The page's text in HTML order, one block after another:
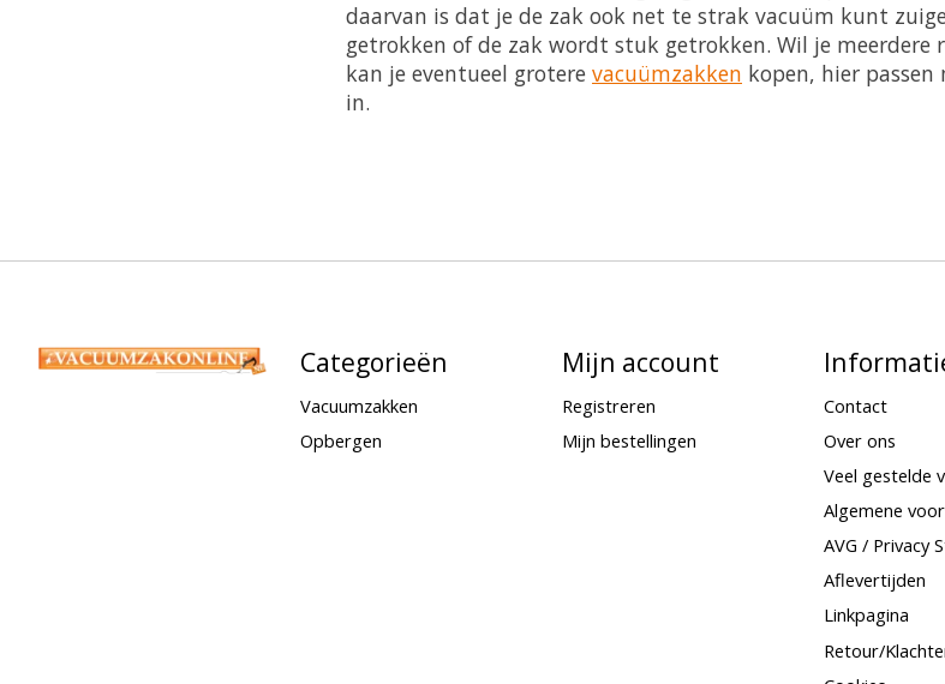
daarvan is dat je de zak ook net te strak vacuüm kunt
getrokken of de zak wordt stuk getrokken. Wil je meerdere
kan je eventueel grotere vacuümzakken kopen, hier
in.
Categorieën
Vacuumzakken
Opbergen
Mijn account
Registreren
Mijn bestellingen
Contact
Over ons
Veel gestelde
Algemene
AVG / Privacy
Aflevertijden
Linkpagina
Retour/